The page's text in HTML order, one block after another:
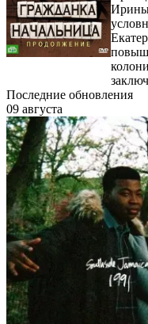
Ирины
Последние обновления
09 августа